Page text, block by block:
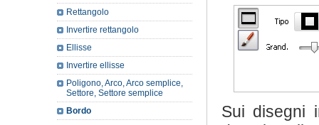
Sui disegni
Rettangolo
Invertire rettangolo
Ellisse
Invertire ellisse
Poligono, Arco, Arco semplice,
Settore, Settore semplice
Bordo